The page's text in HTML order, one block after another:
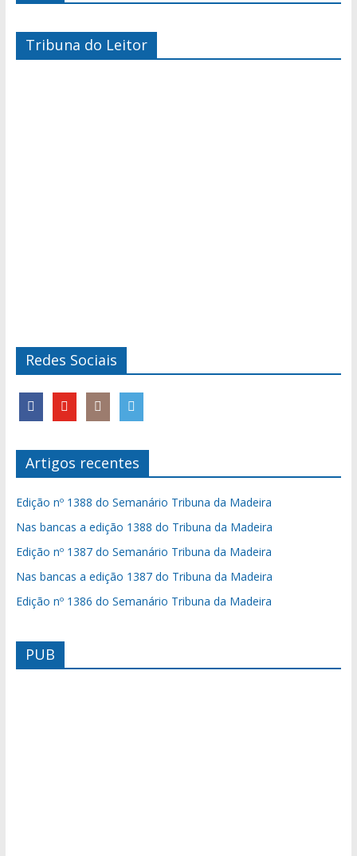
Tribuna do Leitor
Redes Sociais
Artigos recentes
Edição nº 1388 do Semanário Tribuna da Madeira
Nas bancas a edição 1388 do Tribuna da Madeira
Edição nº 1387 do Semanário Tribuna da Madeira
Nas bancas a edição 1387 do Tribuna da Madeira
Edição nº 1386 do Semanário Tribuna da Madeira
PUB